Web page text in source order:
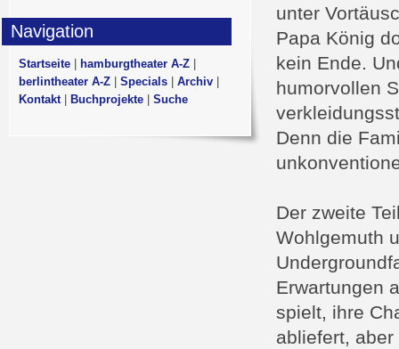
unter
Papa König
kein Ende.
humorvollen
Denn die
Der zweite
Wohlgemuth
Erwartungen
spielt, ihre
abliefert,
Navigation
Startseite hamburgtheater A-Z
berlintheater A-Z
Specials Archiv
Kontakt| Buchprojekte Suche